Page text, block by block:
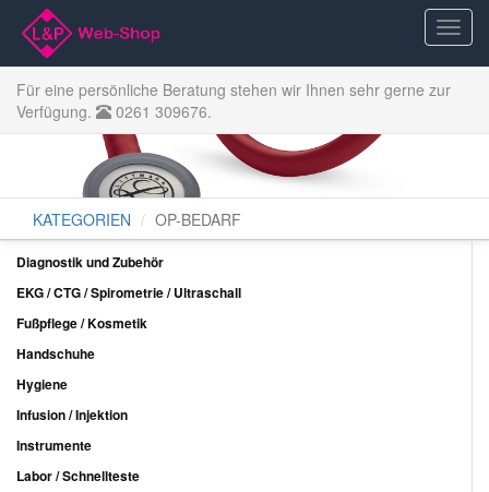
Für eine persönliche Beratung stehen wir Ihnen sehr gerne zur
Verfügung.
0261 309676.
KATEGORIEN OP-BEDARF
Diagnostik und Zubehör
EKG / CTG / Spirometrie / Ultraschall
Fußpflege / Kosmetik
Handschuhe
Hygiene
Infusion / Injektion
Instrumente
Labor / Schnellteste